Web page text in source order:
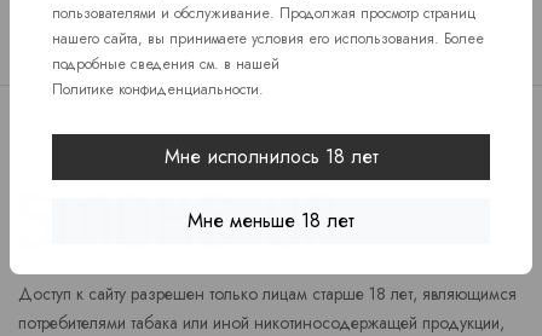
пользователями и обслуживание. Продолжая просмотр страниц
нашего сайта, вы принимаете условия его использования. Более
подробные сведения см. в нашей
Политике конфиденциальности.
Мне исполнилось 18 лет
Мне меньше 18 лет
Доступ к сайту разрешен только лицам старше 18 лет, являющимся
потребителями табака или иной никотиносодержащей продукции,